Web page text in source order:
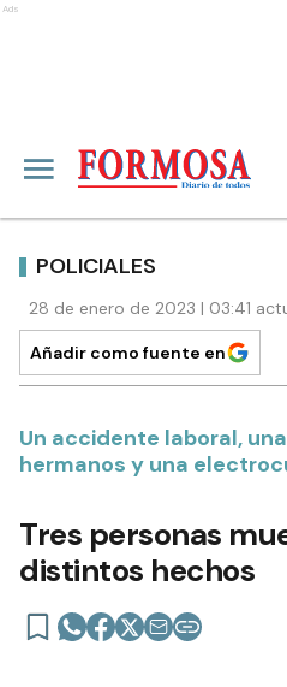
Ads
POLICIALES
28 de enero de 2023 | 03:41
Añadir como fuente en
Un accidente laboral,
hermanos y una
Tres personas
distintos hechos